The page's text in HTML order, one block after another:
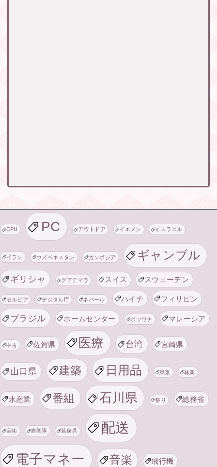
CPU PC アウトドア イエメン イスラエル
イラン ウズベキスタン カンボジア ギャンブル
ギリシャ グアテマラ スイス スウェーデン
セルビア デジタル庁 ネパール ハイチ フィリピン
ブラジル ホームセンター ボツワナ マレーシア
中古 佐賀県 医療 台湾 宮崎県
山口県 建築 日用品 東京 林業
水産業 番組 石川県 祭り 総務省
美術 自衛隊 装身具 配送
電子マネー 音楽 飛行機